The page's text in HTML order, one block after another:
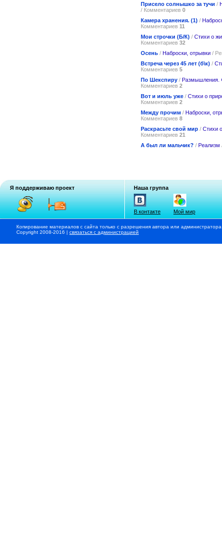
Присело солнышко за тучи /
/ Комментариев 0
Камера хранения. (1) /
Комментариев 11
Мои строчки (Б/К) / Стихи о
Комментариев 32
Осень / Наброски, отрывки /
Встреча через 45 лет (б\к) /
Комментариев 5
По Шекспиру / Размышления.
Комментариев 2
Вот и июль уже / Стихи о
Комментариев 2
Между прочим / Наброски,
Комментариев 8
Раскрасьте свой мир / Стихи
Комментариев 21
А был ли мальчик? / Реализм
Я поддерживаю проект Наша группа
В контакте Мой мир
Копирование материалов с сайта только с разрешения автора или
Copyright 2008-2016 | связаться с администрацией